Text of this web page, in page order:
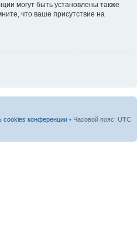
могут быть установлены также
что ваше присутствие на
cookies конференции • Часовой пояс: UTC